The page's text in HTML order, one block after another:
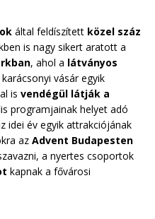
által feldíszített közel száz
is nagy sikert aratott a
, ahol a látványos
vásár egyik
is vendégül látják a
programjainak helyet adó
idei év egyik attrakciójának
az Advent Budapesten
a nyertes csoportok
kapnak a fővárosi